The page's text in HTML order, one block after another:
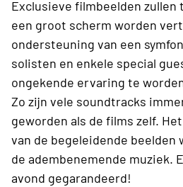
Exclusieve filmbeelden zullen
een groot scherm worden
ondersteuning van een
solisten en enkele special
ongekende ervaring te
Zo zijn vele soundtracks
geworden als de films zelf.
van de begeleidende
de adembenemende muziek.
avond gegarandeerd!